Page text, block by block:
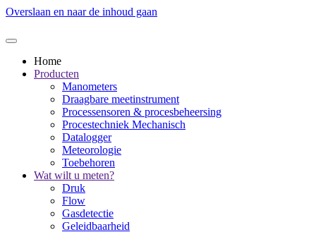
Overslaan en naar de inhoud gaan
Home
Producten
Manometers
Draagbare meetinstrument
Processensoren & procesbeheersing
Procestechniek Mechanisch
Datalogger
Meteorologie
Toebehoren
Wat wilt u meten?
Druk
Flow
Gasdetectie
Geleidbaarheid